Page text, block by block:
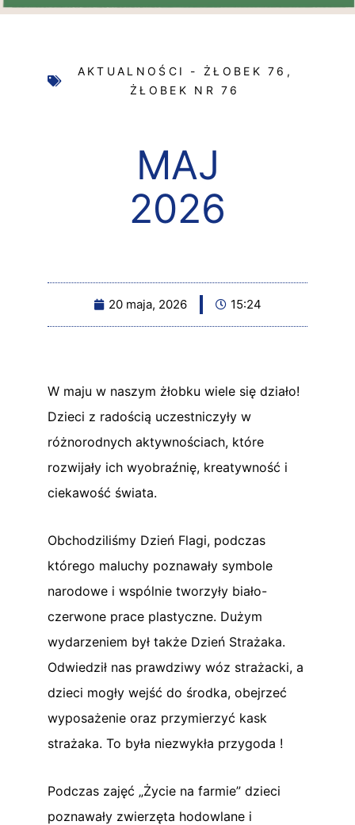
AKTUALNOŚCI - ŻŁOBEK 76 ,
ŻŁOBEK NR 76
MAJ
2026
20 maja, 2026 15:24
W maju w naszym żłobku wiele się działo!
Dzieci z radością uczestniczyły w
różnorodnych aktywnościach, które
rozwijały ich wyobraźnię, kreatywność i
ciekawość świata.
Obchodziliśmy Dzień Flagi, podczas
którego maluchy poznawały symbole
narodowe i wspólnie tworzyły biało-
czerwone prace plastyczne. Dużym
wydarzeniem był także Dzień Strażaka.
Odwiedził nas prawdziwy wóz strażacki, a
dzieci mogły wejść do środka, obejrzeć
wyposażenie oraz przymierzyć kask
strażaka. To była niezwykła przygoda !
Podczas zajęć „Życie na farmie” dzieci
poznawały zwierzęta hodowlane i